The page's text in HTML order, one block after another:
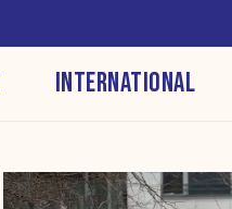
INTERNATIONAL